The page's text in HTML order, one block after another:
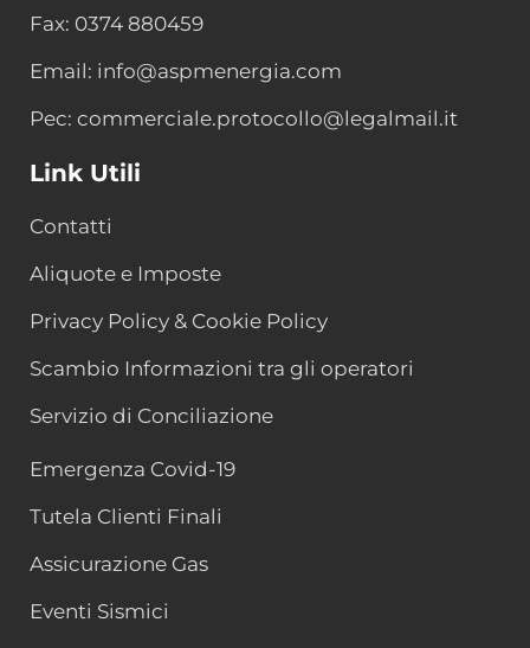
Fax: 0374 880459
Email: info@aspmenergia.com
Pec: commerciale.protocollo@legalmail.it
Link Utili
Contatti
Aliquote e Imposte
Privacy Policy & Cookie Policy
Scambio Informazioni tra gli operatori
Servizio di Conciliazione
Emergenza Covid-19
Tutela Clienti Finali
Assicurazione Gas
Eventi Sismici